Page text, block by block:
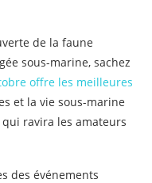
de la faune
sous-marine, sachez
offre les meilleures
et la vie sous-marine
ravira les amateurs
des événements